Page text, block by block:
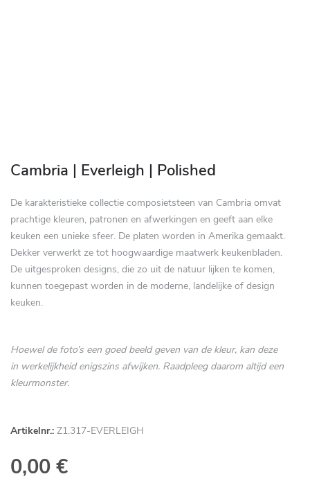
Cambria | Everleigh | Polished
De karakteristieke collectie composietsteen van Cambria omvat
prachtige kleuren, patronen en afwerkingen en geeft aan elke
keuken een unieke sfeer. De platen worden in Amerika gemaakt.
Dekker verwerkt ze tot hoogwaardige maatwerk keukenbladen.
De uitgesproken designs, die zo uit de natuur lijken te komen,
kunnen toegepast worden in de moderne, landelijke of design
keuken.
Hoewel de foto’s een goed beeld geven van de kleur, kan deze
in werkelijkheid enigszins afwijken. Raadpleeg daarom altijd een
kleurmonster.
Artikelnr.: Z1.317-EVERLEIGH
0,00 €
Anfang
Bildgalerie
springen